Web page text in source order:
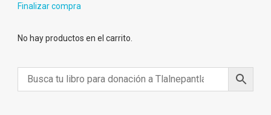
Finalizar compra
No hay productos en el carrito.